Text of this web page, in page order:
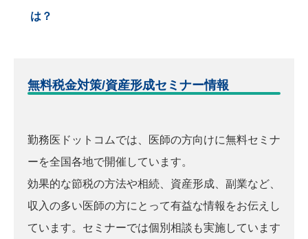
は？
無料税金対策/資産形成セミナー情報
勤務医ドットコムでは、医師の方向けに無料セミナ
ーを全国各地で開催しています。
効果的な節税の方法や相続、資産形成、副業など、
収入の多い医師の方にとって有益な情報をお伝えし
ています。セミナーでは個別相談も実施しています